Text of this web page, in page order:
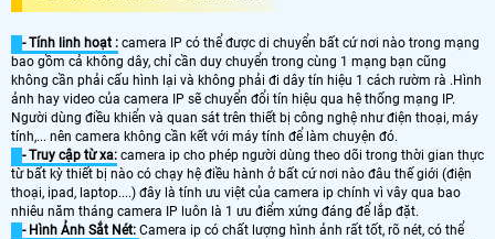
- Tính linh hoạt : camera IP có thể được di chuyển bất cứ nơi nào trong mạng
bao gồm cả không dây, chỉ cần duy chuyển trong cùng 1 mạng bạn cũng
không cần phải cấu hình lại và không phải đi dây tín hiệu 1 cách rườm rà .Hình
ảnh hay video của camera IP sẽ chuyển đổi tín hiệu qua hệ thống mạng IP.
Người dùng điều khiển và quan sát trên thiết bị công nghệ như điện thoại, máy
tính,... nên camera không cần kết với máy tính để làm chuyện đó.
- Truy cập từ xa: camera ip cho phép người dùng theo dõi trong thời gian thực
từ bất kỳ thiết bị nào có chạy hệ điều hành ở bất cứ nơi nào đâu thế giới (điện
thoại, ipad, laptop....) đây là tính ưu việt của camera ip chính vì vây qua bao
nhiêu năm tháng camera IP luôn là 1 ưu điểm xứng đáng để lắp đặt.
- Hình Ảnh Sắt Nét: Camera ip có chất lượng hình ảnh rất tốt, rõ nét, có thể